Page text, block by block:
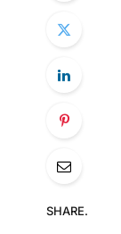
SHARE.